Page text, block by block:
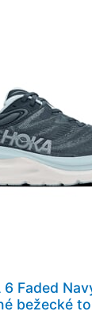
6 Faded
bežecké